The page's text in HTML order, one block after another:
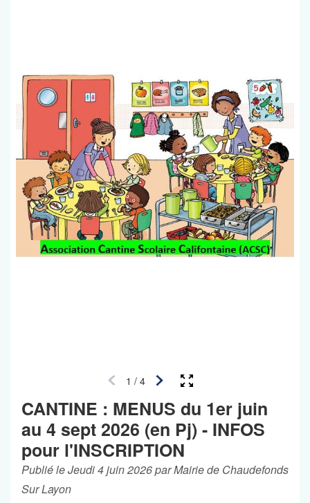
1 / 4
CANTINE : MENUS du 1er juin
au 4 sept 2026 (en Pj) - INFOS
pour l'INSCRIPTION
Publié le Jeudi 4 juin 2026 par Mairie de Chaudefonds
Sur Layon